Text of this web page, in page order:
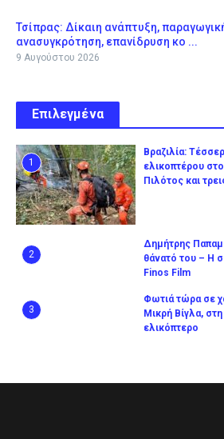
Τσίπρας: Δίκαιη ανάπτυξη,
ανασυγκρότηση, επανίδρυση κο ...
9 Αυγούστου 2026
Επιλεγμένα
1
Βραζιλία:
ελικοπτέρου
Πιλότος και
2
Δημήτρης
θάνατό του – Η
Finos Film
3
Φωτιά τώρα σε
Μικρή Βίγλα,
ελικόπτερο